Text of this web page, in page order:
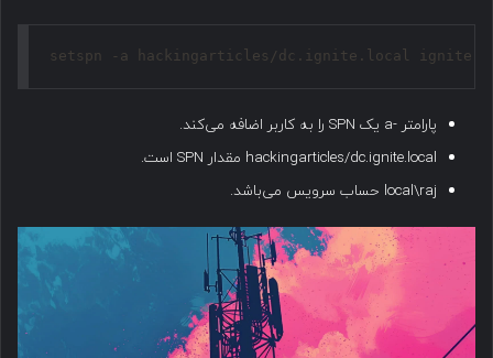
setspn -a hackingarticles/dc.ignite.local
پارامتر -a یک SPN را به کاربر اضافه می‌کند.
hackingarticles/dc.ignite.local مقدار SPN است.
local\raj حساب سرویس می‌باشد.